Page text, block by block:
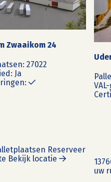
Zwaaikom 24
27022
Ja
Reserveer
Bekijk locatie
uw